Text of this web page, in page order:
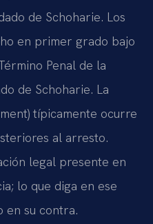
de Schoharie. Los
en primer grado bajo
Penal de la
de Schoharie. La
típicamente ocurre
al arresto.
legal presente en
lo que diga en ese
en su contra.